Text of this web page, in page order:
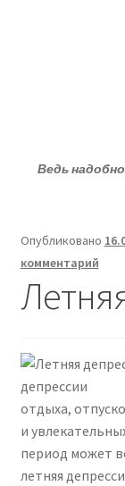
О депрессии
Ведь
Опубликовано
комментарий
отдыха,
и
период может
летняя